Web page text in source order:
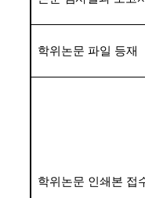
학위논문 파일 등재
학위논문 인쇄본 접